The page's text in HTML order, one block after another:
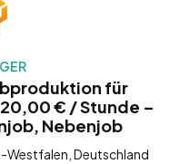
für
€ / Stunde –
Nebenjob
Westfalen, Deutschland